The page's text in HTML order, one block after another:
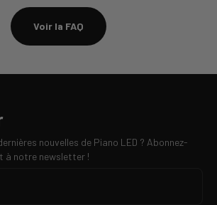
Voir la FAQ
nouvelles de Piano LED ? Abonnez-
à notre newsletter !